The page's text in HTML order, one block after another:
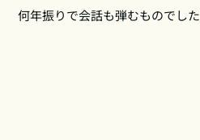
何年振りで会話も弾むものでした